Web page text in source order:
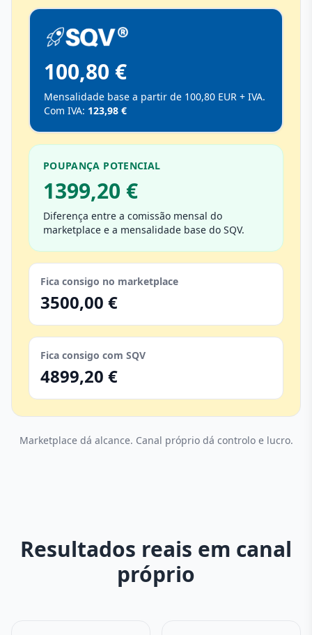
100,80 €
Mensalidade base a partir de 100,80 EUR + IVA.
Com IVA: 123,98 €
POUPANÇA POTENCIAL
1399,20 €
Diferença entre a comissão mensal do
marketplace e a mensalidade base do SQV.
Fica consigo no marketplace
3500,00 €
Fica consigo com SQV
4899,20 €
Marketplace dá alcance. Canal próprio dá controlo e lucro.
Resultados reais em canal
próprio